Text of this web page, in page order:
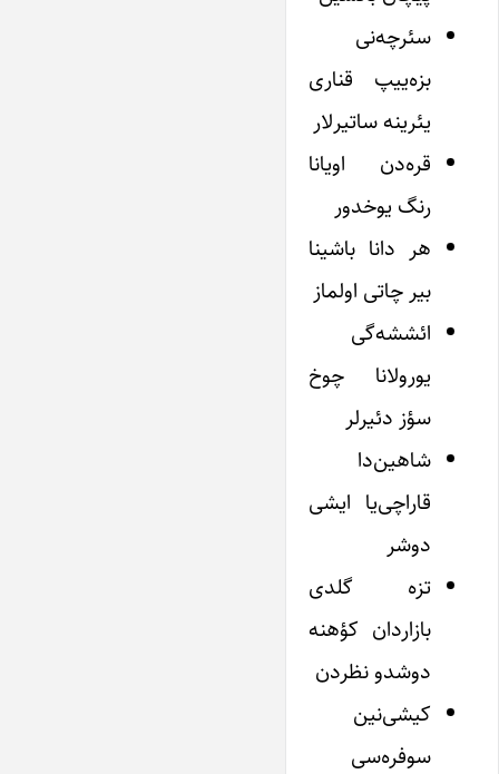
سئرچه‌نی
بزه‌ییپ قناری
یئرینه ساتیرلار
قره‌دن اویانا
رنگ یوخدور
هر دانا باشینا
بیر چاتی اولماز
ائششه‌گی
یورولانا چوخ
سؤز دئیرلر
شاهین‌دا
قاراچی‌یا ایشی
دوشر
تزه گلدی
بازاردان کؤهنه
دوشدو نظردن
کیشی‌نین
سوفره‌سی